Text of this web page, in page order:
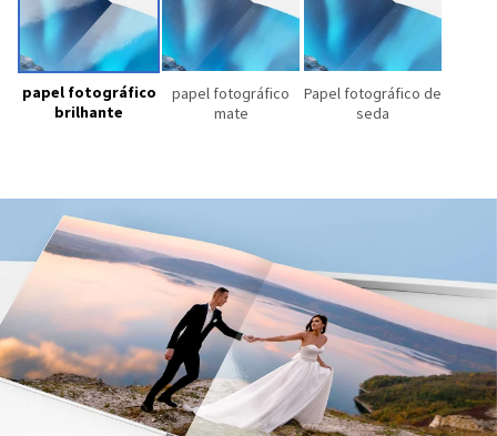
papel fotográfico
brilhante
papel fotográfico
mate
Papel fotográfico de
seda